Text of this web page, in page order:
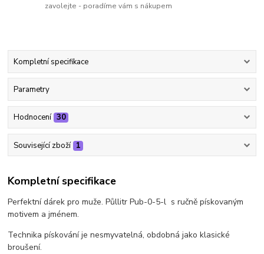
zavolejte - poradíme vám s nákupem
Kompletní specifikace
Parametry
Hodnocení 30
Související zboží 1
Kompletní specifikace
Perfektní dárek pro muže. Půllitr Pub-0-5-l s ručně pískovaným
motivem a jménem.
Technika pískování je nesmyvatelná, obdobná jako klasické
broušení.